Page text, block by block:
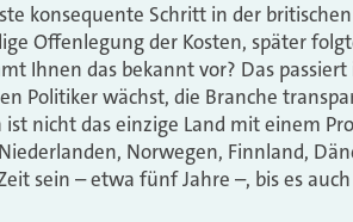
konsequente Schritt in der
Offenlegung der Kosten, später
Ihnen das bekannt vor? Das
Politiker wächst, die Branche
nicht das einzige Land mit einem
Norwegen, Finnland,
sein – etwa fünf Jahre –, bis es